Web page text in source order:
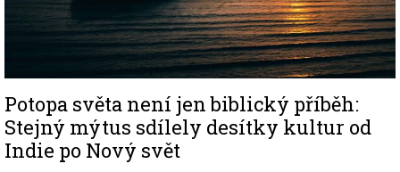
Potopa světa není jen biblický příběh:
Stejný mýtus sdílely desítky kultur od
Indie po Nový svět